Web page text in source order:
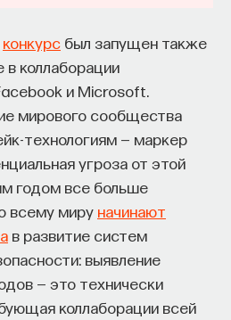
конкурс был запущен также
коллаборации
и Microsoft.
мирового сообщества
технологиям — маркер
угроза от этой
годом все больше
всему миру начинают
в развитие систем
выявление
— это технически
коллаборации всей